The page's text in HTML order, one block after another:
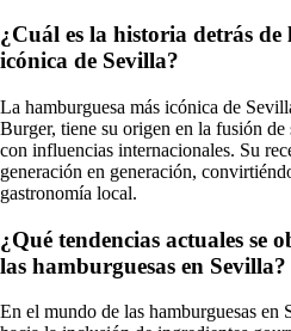
¿Cuál es la historia detrás
icónica de Sevilla?
La hamburguesa más icónica de
Burger, tiene su origen en la fusión de
con influencias internacionales. Su
generación en generación,
gastronomía local.
¿Qué tendencias actuales se
las hamburguesas en Sevilla?
En el mundo de las hamburguesas en